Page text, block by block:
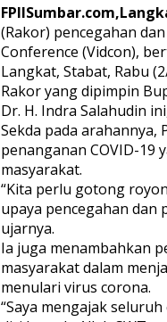
a
G
e
l
a
r
R
a
k
o
r
e
a
n
g
a
n
(Rakor) pencegahan
Conference (Vidcon),
Langkat, Stabat, Rabu
Rakor yang dipimpin
Dr. H. Indra Salahudin
Sekda pada
penanganan COVID-19
masyarakat.
“Kita perlu gotong
upaya pencegahan dan
ujarnya.
Ia juga menambahkan
masyarakat dalam
menulari virus corona.
“Saya mengajak